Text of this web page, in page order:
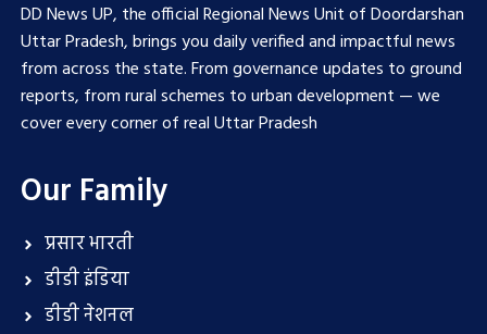
DD News UP, the official Regional News Unit of Doordarshan
Uttar Pradesh, brings you daily verified and impactful news
from across the state. From governance updates to ground
reports, from rural schemes to urban development — we
cover every corner of real Uttar Pradesh
Our Family
प्रसार भारती
डीडी इंडिया
डीडी नेशनल